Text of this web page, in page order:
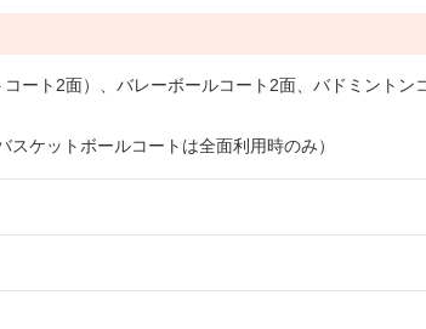
ート2面）、バレーボールコート2面、バドミントン
ケットボールコートは全面利用時のみ）